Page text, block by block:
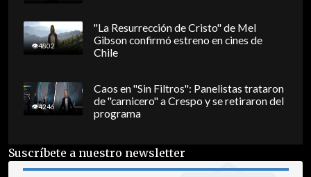
4802
"La Resurrección de Cristo" de Mel
Gibson confirmó estreno en cines de
Chile
4246
Caos en "Sin Filtros": Panelistas trataron
de "carnicero" a Crespo y se retiraron del
programa
Suscríbete a nuestro newsletter